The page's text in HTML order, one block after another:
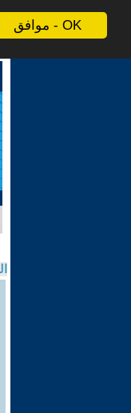
موافق - OK